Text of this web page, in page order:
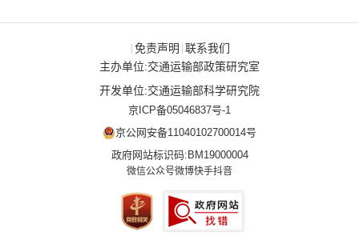
| 免责声明 | 联系我们
主办单位:交通运输部政策研究室
开发单位:交通运输部科学研究院
京ICP备05046837号-1
京公网安备11040102700014号
政府网站标识码:BM19000004
微信公众号微博快手抖音